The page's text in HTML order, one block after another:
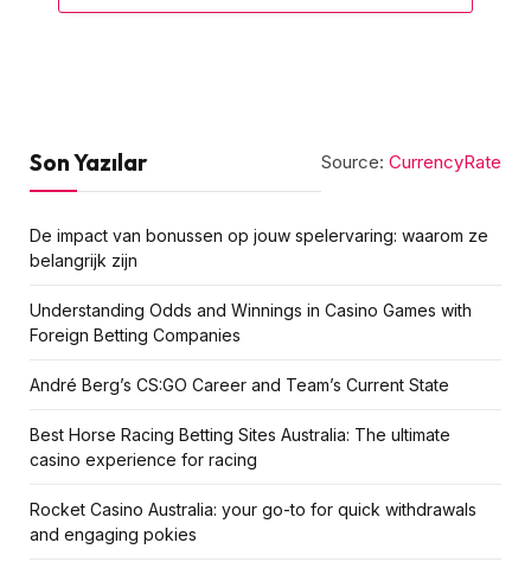
Source: CurrencyRate
Son Yazılar
De impact van bonussen op jouw spelervaring: waarom ze
belangrijk zijn
Understanding Odds and Winnings in Casino Games with
Foreign Betting Companies
André Berg’s CS:GO Career and Team’s Current State
Best Horse Racing Betting Sites Australia: The ultimate
casino experience for racing
Rocket Casino Australia: your go-to for quick withdrawals
and engaging pokies